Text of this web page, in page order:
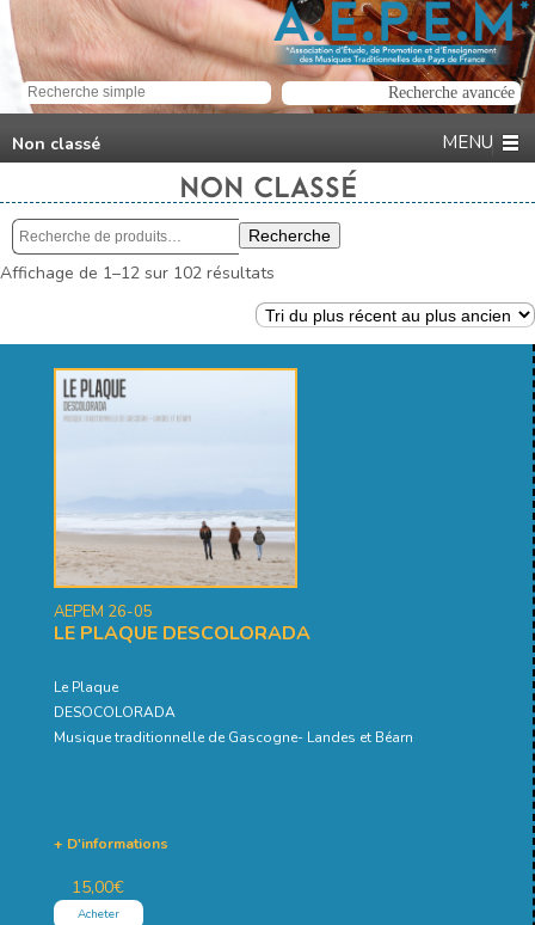
Non classé
NON CLASSÉ
Recherche
pour :
Recherche
Affichage de 1–12 sur 102 résultats
plus
récent
au
AEPEM 26-05
LE PLAQUE DESCOLORADA
Le Plaque
DESOCOLORADA
Musique traditionnelle de Gascogne- Landes et Béarn
+ D'informations
15,00€
Acheter